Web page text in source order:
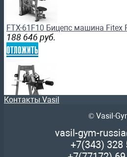
FTX-61F10 Бицепс машина
188 646 руб.
отложить
FTX-FWL26 Дельта машина
Контакты Vasil
© Vasil-
vasil-gym-
+7(343) 328